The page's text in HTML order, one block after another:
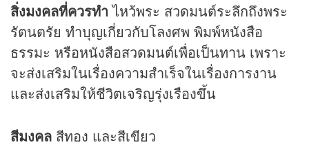
สิ่งมงคลที่ควรทำไหว้พระ สวดมนต์ระลึกถึงพระ
รัตนตรัย ทำบุญเกี่ยวกับโลงศพ พิมพ์หนังสือ
ธรรมะ หรือหนังสือสวดมนต์เพื่อเป็นทาน เพราะ
จะส่งเสริมในเรื่องความสำเร็จในเรื่องการงาน
และส่งเสริมให้ชีวิตเจริญรุ่งเรืองขึ้น
สีมงคล สีทอง และสีเขียว